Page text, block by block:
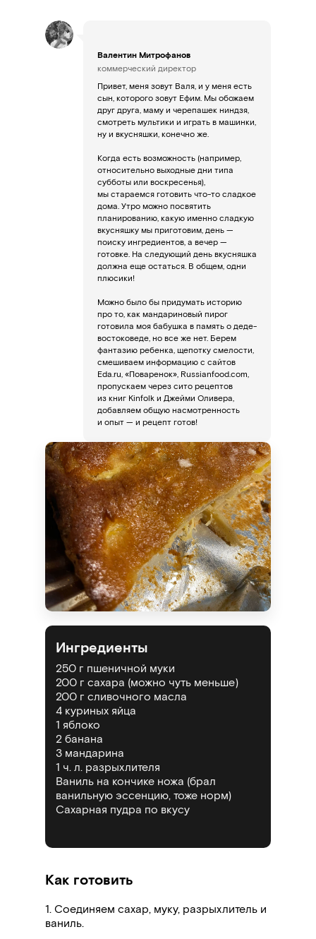
Валентин Митрофанов
коммерческий директор
Привет, меня зовут Валя, и у меня есть
сын, которого зовут Ефим. Мы обожаем
друг друга, маму и черепашек ниндзя,
смотреть мультики и играть в машинки,
ну и вкусняшки, конечно же.
Когда есть возможность (например,
относительно выходные дни типа
субботы или воскресенья),
мы стараемся готовить что-то сладкое
дома. Утро можно посвятить
планированию, какую именно сладкую
вкусняшку мы приготовим, день —
поиску ингредиентов, а вечер —
готовке. На следующий день вкусняшка
должна еще остаться. В общем, одни
плюсики!
Можно было бы придумать историю
про то, как мандариновый пирог
готовила моя бабушка в память о деде-
востоковеде, но все же нет. Берем
фантазию ребенка, щепотку смелости,
смешиваем информацию с сайтов
Eda.ru, «Поваренок», Russianfood.com,
пропускаем через сито рецептов
из книг Kinfolk и Джейми Оливера,
добавляем общую насмотренность
и опыт — и рецепт готов!
Ингредиенты
250 г пшеничной муки
200 г сахара (можно чуть меньше)
200 г сливочного масла
4 куриных яйца
1 яблоко
2 банана
3 мандарина
1 ч. л. разрыхлителя
Ваниль на кончике ножа (брал
ванильную эссенцию, тоже норм)
Сахарная пудра по вкусу
Как готовить
1. Соединяем сахар, муку, разрыхлитель и
ваниль.